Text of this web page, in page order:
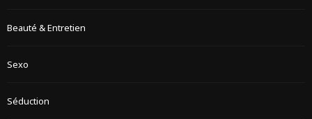
Beauté & Entretien
Sexo
Séduction